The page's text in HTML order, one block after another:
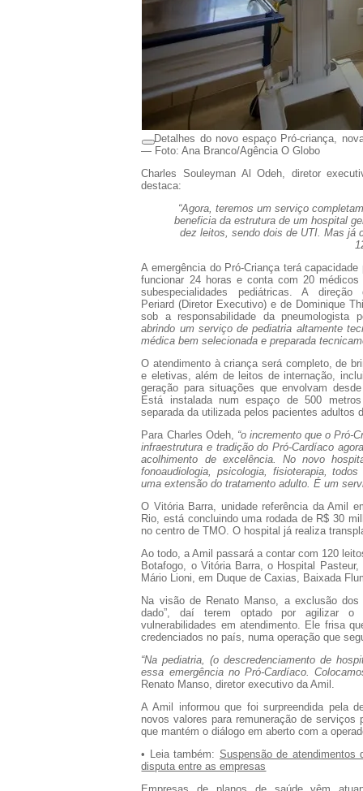
Detalhes do novo espaço Pró-criança,
— Foto: Ana Branco/Agência O Globo
Charles Souleyman Al Odeh, diretor
destaca:
“Agora, teremos um serviço
beneficia da estrutura de um hospital
dez leitos, sendo dois de UTI. Mas já
A emergência do Pró-Criança terá
funcionar 24 horas e conta com20 médicos
subespecialidades pediátricas. A
Periard (Diretor Executivo) e de Dominique
sob a responsabilidade da pneumologista
abrindo um serviço de pediatria altamente
médica bem selecionada e preparada
O atendimento à criança será completo, de
e eletivas, além de leitos de internação,
geração para situações que envolvam
Está instalada num espaço de500
separadada utilizada pelos pacientes adultos
Para Charles Odeh, “o incremento que o Pró-
infraestrutura e tradição do Pró-Cardíaco
acolhimento de excelência. No novo
fonoaudiologia, psicologia, fisioterapia,
uma extensão do tratamento adulto. É um
O Vitória Barra, unidade referência da Amil
Rio, está concluindo uma rodada de R$ 30
no centro de TMO. O hospital já realiza
Ao todo, a Amil passará a contar com 120
Botafogo, o Vitória Barra, o Hospital Pasteur,
Mário Lioni, em Duque de Caxias, Baixada
Na visão de Renato Manso, a exclusão
dado”, daí terem optado por agilizar o
vulnerabilidades em atendimento. Ele frisa
credenciados no país, numa operação que
“Na pediatria, (o descredenciamento de
essa emergência no Pró-Cardíaco.
Renato Manso, diretor executivo da Amil.
A Amil informou que foi surpreendida pela
novos valores para remuneração de serviços
que mantém o diálogo em aberto com a
• Leia também: Suspensão de atendimentos
disputa entre as empresas